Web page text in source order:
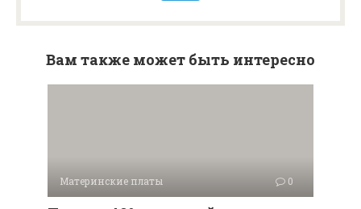
Вам также может быть интересно
Материнские платы 0